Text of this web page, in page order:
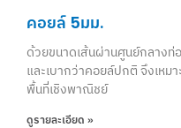
คอยล์ 5มม.
ด้วยขนาดเส้นผ่านศูนย์กลางท่อ
และเบากว่าคอยล์ปกติ จึงเหม
พื้นที่เชิงพาณิชย์
ดูรายละเอียด »